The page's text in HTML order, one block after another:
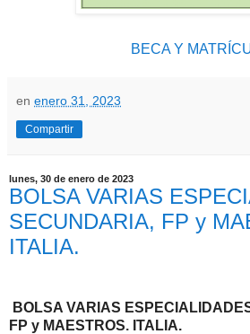
BECA Y
en enero 31, 2023
Compartir
lunes, 30 de enero de 2023
BOLSA VARIAS
SECUNDARIA, FP y
ITALIA.
BOLSA VARIAS
FP y MAESTROS. ITALIA.